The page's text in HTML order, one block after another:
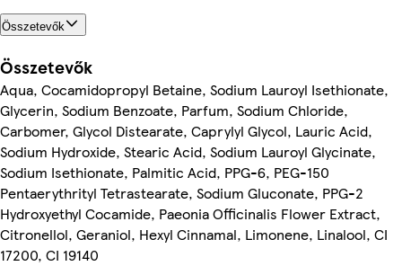
Összetevők
Összetevők
Aqua, Cocamidopropyl Betaine, Sodium Lauroyl Isethionate,
Glycerin, Sodium Benzoate, Parfum, Sodium Chloride,
Carbomer, Glycol Distearate, Caprylyl Glycol, Lauric Acid,
Sodium Hydroxide, Stearic Acid, Sodium Lauroyl Glycinate,
Sodium Isethionate, Palmitic Acid, PPG-6, PEG-150
Pentaerythrityl Tetrastearate, Sodium Gluconate, PPG-2
Hydroxyethyl Cocamide, Paeonia Officinalis Flower Extract,
Citronellol, Geraniol, Hexyl Cinnamal, Limonene, Linalool, CI
17200, CI 19140